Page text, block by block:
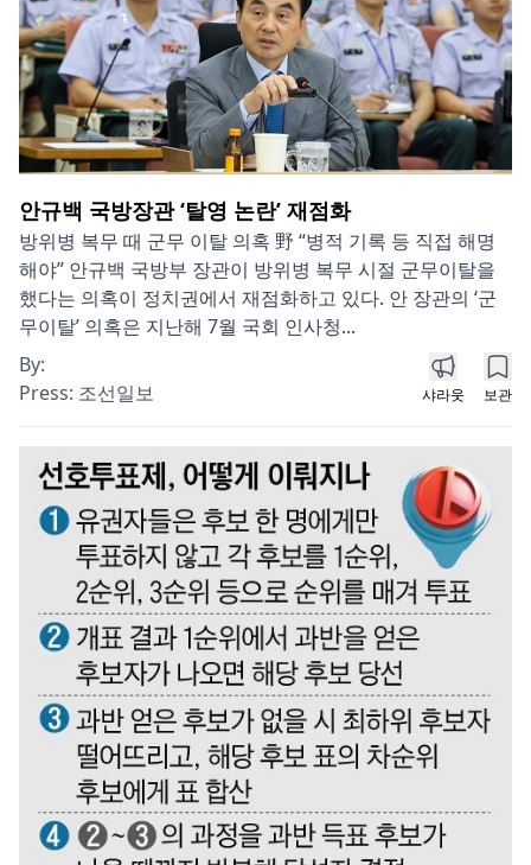
안규백 국방장관 ‘탈영 논란’ 재점화
방위병 복무 때 군무 이탈 의혹 野 “병적 기록 등 직접 해명
해야” 안규백 국방부 장관이 방위병 복무 시절 군무이탈을
했다는 의혹이 정치권에서 재점화하고 있다. 안 장관의 ‘군
무이탈’ 의혹은 지난해 7월 국회 인사청...
By:
Press: 조선일보 샤라웃 보관